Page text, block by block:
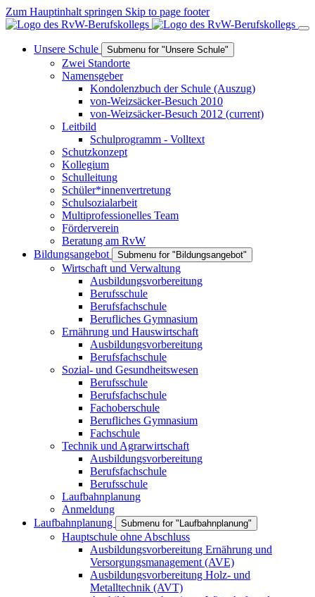
Zum Hauptinhalt springen Skip to page footer
Unsere Schule Submenu for "Unsere Schule"
Zwei Standorte
Namensgeber
Kondolenzbuch der Schule (Auszug)
von-Weizsäcker-Besuch 2010
von-Weizsäcker-Besuch 2012 (current)
Leitbild
Schulprogramm - Volltext
Schutzkonzept
Kollegium
Schulleitung
Schüler*innenvertretung
Schulsozialarbeit
Multiprofessionelles Team
Förderverein
Beratung am RvW
Bildungsangebot
Submenu for "Bildungsangebot"
Wirtschaft und Verwaltung
Ausbildungsvorbereitung
Berufsschule
Berufsfachschule
Berufliches Gymnasium
Ernährung und Hauswirtschaft
Ausbildungsvorbereitung
Berufsfachschule
Sozial- und Gesundheitswesen
Berufsschule
Berufsfachschule
Fachoberschule
Berufliches Gymnasium
Fachschule
Technik und Agrarwirtschaft
Ausbildungsvorbereitung
Berufsfachschule
Berufsschule
Laufbahnplanung
Anmeldung
Laufbahnplanung
Submenu for "Laufbahnplanung"
Hauptschule ohne Abschluss
Ausbildungsvorbereitung Ernährung und
Versorgungsmanagement (AVE)
Ausbildungsvorbereitung Holz- und
Metalltechnik (AVT)